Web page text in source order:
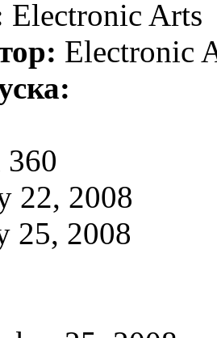
Electronic Arts
Electronic
360
22, 2008
25, 2008